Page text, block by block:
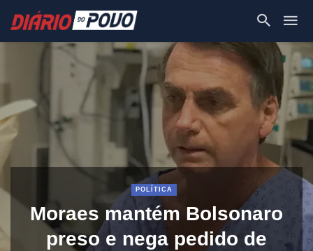
POLÍTICA
Moraes mantém Bolsonaro
preso e nega pedido de